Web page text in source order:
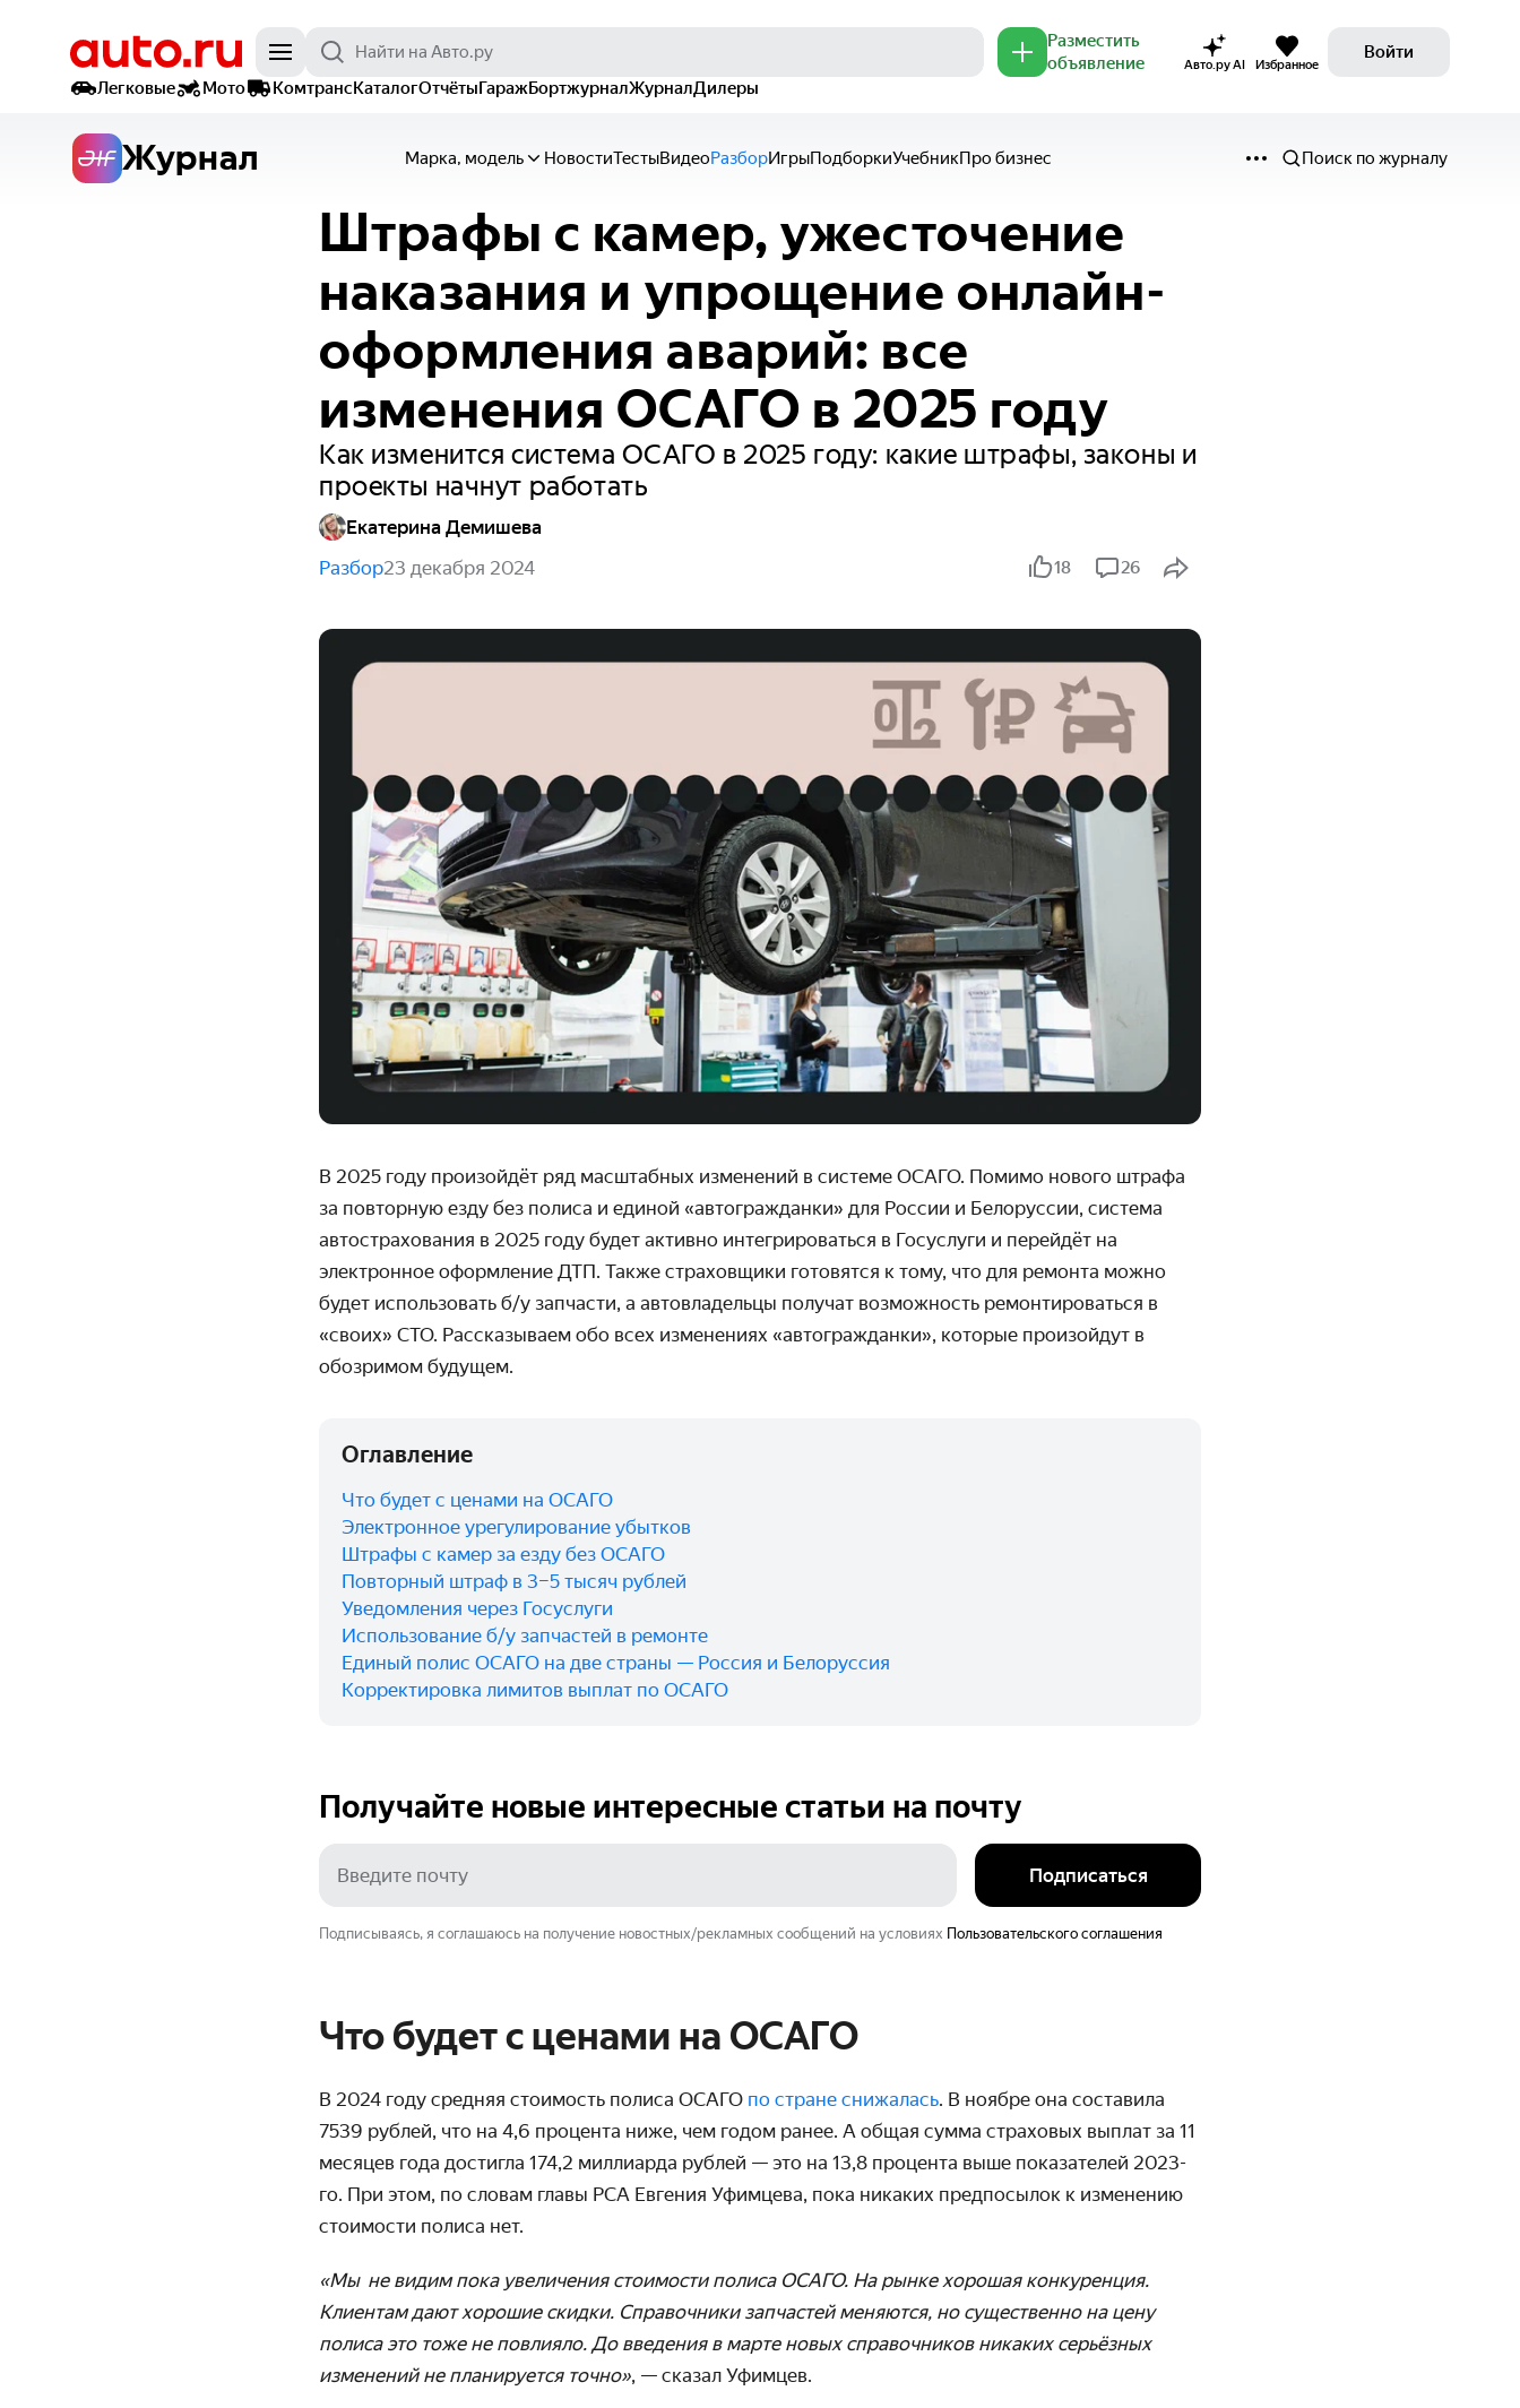
Разместить
объявление
Авто.ру AI Избранное
Войти
Легковые
Мото КомтрансКаталогОтчётыГаражБортжурналЖурналДилеры
Журнал Марка, модель НовостиТестыВидеоРазборИгрыПодборкиУчебникПро бизнес Поиск по журналу
Штрафы с камер, ужесточение
наказания и упрощение онлайн-
оформления аварий: все
изменения ОСАГО в 2025 году
Как изменится система ОСАГО в 2025 году: какие штрафы, законы и
проекты начнут работать
Екатерина Демишева
Разбор23 декабря 2024 18 26
В 2025 году произойдёт ряд масштабных изменений в системе ОСАГО. Помимо нового штрафа
за повторную езду без полиса и единой «автогражданки» для России и Белоруссии, система
автострахования в 2025 году будет активно интегрироваться в Госуслуги и перейдёт на
электронное оформление ДТП. Также страховщики готовятся к тому, что для ремонта можно
будет использовать б/у запчасти, а автовладельцы получат возможность ремонтироваться в
«своих» СТО. Рассказываем обо всех изменениях «автогражданки», которые произойдут в
обозримом будущем.
Оглавление
Что будет с ценами на ОСАГО
Электронное урегулирование убытков
Штрафы с камер за езду без ОСАГО
Повторный штраф в 3–5 тысяч рублей
Уведомления через Госуслуги
Использование б/у запчастей в ремонте
Единый полис ОСАГО на две страны — Россия и Белоруссия
Корректировка лимитов выплат по ОСАГО
Получайте новые интересные статьи на почту
Подписаться
Подписываясь, я соглашаюсь на получение новостных/рекламных сообщений на условиях Пользовательского соглашения
Что будет с ценами на ОСАГО
В 2024 году средняя стоимость полиса ОСАГО по стране снижалась. В ноябре она составила
7539 рублей, что на 4,6 процента ниже, чем годом ранее. А общая сумма страховых выплат за 11
месяцев года достигла 174,2 миллиарда рублей — это на 13,8 процента выше показателей 2023-
го. При этом, по словам главы РСА Евгения Уфимцева, пока никаких предпосылок к изменению
стоимости полиса нет.
«Мы не видим пока увеличения стоимости полиса ОСАГО. На рынке хорошая конкуренция.
Клиентам дают хорошие скидки. Справочники запчастей меняются, но существенно на цену
полиса это тоже не повлияло. До введения в марте новых справочников никаких серьёзных
изменений не планируется точно», — сказал Уфимцев.